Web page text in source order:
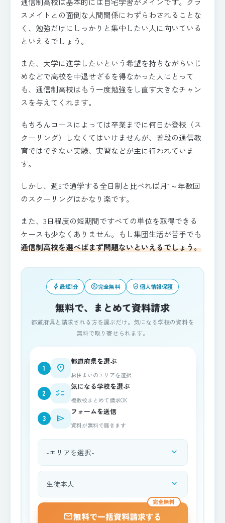
スメイトとの面倒な人間関係にわずらわされることな
く、勉強だけにしっかりと集中したい人に向いている
といえるでしょう。
また、大学に進学したいという希望を持ちながらいじ
めなどで高校を中退せざるを得なかった人にとって
も、通信制高校はもう一度勉強をし直す大きなチャン
スを与えてくれます。
もちろんコースによっては卒業までに何日か登校（ス
クーリング）しなくてはいけませんが、普段の通信教
育ではできない実験、実習などが主に行われていま
す。
しかし、週5で通学する全日制と比べれば月1～年数回
のスクーリングはかなり楽です。
また、3日程度の短期間ですべての単位を取得できる
ケースも少なくありません。もし集団生活が苦手でも
通信制高校を選べばまず問題ないといえるでしょう。
bolt最短1分 paid完全無料 verified_user個人情報保護
無料で、まとめて資料請求
都道府県と請求される方を選ぶだけ。気になる学校の資料を
無料で取り寄せられます。
1 place
都道府県を選ぶ
お住まいのエリアを選択
2 checklist
気になる学校を選ぶ
複数校まとめて請求OK
3 send
フォームを送信
資料が無料で届きます
都道府県を選択 expand_more
資料請求される方 expand_more
完全無料
mail無料で一括資料請求する